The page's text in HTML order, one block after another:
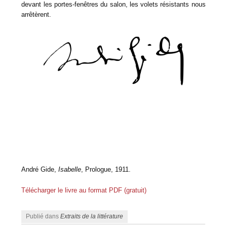
devant les portes-fenêtres du salon, les volets résistants nous
arrêtèrent.
André Gide,Isabelle, Prologue, 1911.
Télécharger le livre au format PDF (gratuit)
Publié dansExtraits de la littérature